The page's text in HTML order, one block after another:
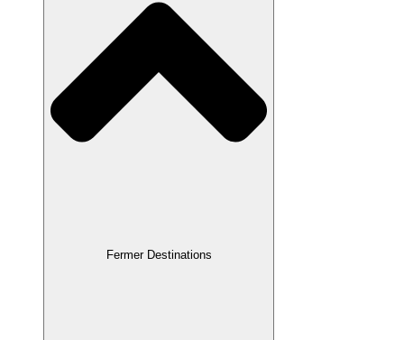
Fermer Destinations